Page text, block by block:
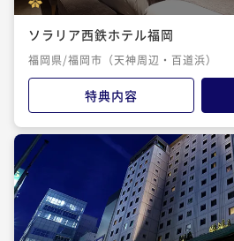
ソラリア西鉄ホテル福岡
福岡県/福岡市（天神周辺・百道浜）
特典内容